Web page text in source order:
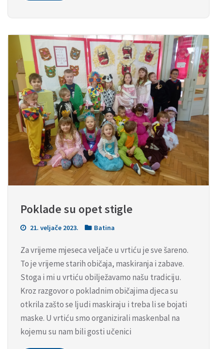
Poklade su opet stigle
21. veljače 2023. Batina
Za vrijeme mjeseca veljače u vrtiću je sve šareno.
To je vrijeme starih običaja, maskiranja i zabave.
Stoga i mi u vrtiću obilježavamo našu tradiciju.
Kroz razgovor o pokladnim običajima djeca su
otkrila zašto se ljudi maskiraju i treba li se bojati
maske. U vrtiću smo organizirali maskenbal na
kojemu su nam bili gosti učenici